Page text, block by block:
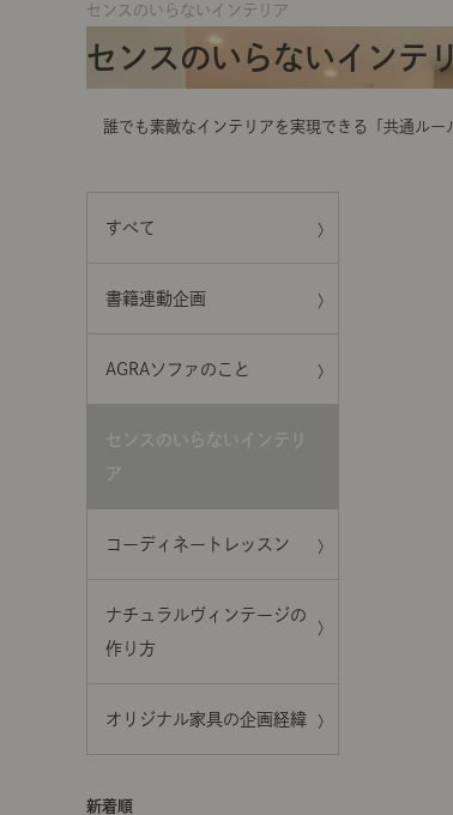
g
a
t
i
センスのいらないインテリア
センスのいらないインテ
誰でも素敵なインテリアを実現できる「共通ルー
すべて
書籍連動企画
AGRAソファのこと
センスのいらないインテリ
ア
コーディネートレッスン
ナチュラルヴィンテージの
作り方
オリジナル家具の企画経緯
新着順